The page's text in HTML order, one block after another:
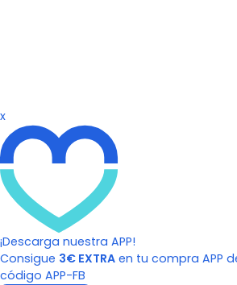
x
¡Descarga nuestra APP!
Consigue 3€ EXTRA en tu compra APP
código APP-FB